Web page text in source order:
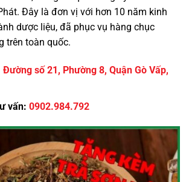
Đây là đơn vị với hơn 10 năm kinh
dược liệu, đã phục vụ hàng chục
trên toàn quốc.
số 21, Phường 8, Quận Gò Vấp,
vấn: 0902.984.792